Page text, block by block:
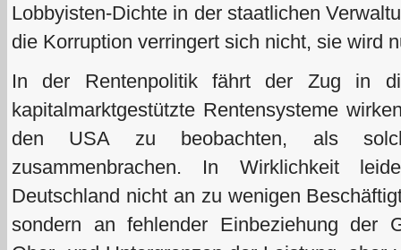
Lobbyisten-Dichte in der staatlichen
die Korruption verringert sich nicht, sie wird
In der Rentenpolitik fährt der Zug in
kapitalmarktgestützte Rentensysteme
den USA zu beobachten, als
zusammenbrachen. In Wirklichkeit
Deutschland nicht an zu wenigen
sondern an fehlender Einbeziehung der